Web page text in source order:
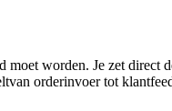
moet worden. Je zet direct
orderinvoer tot